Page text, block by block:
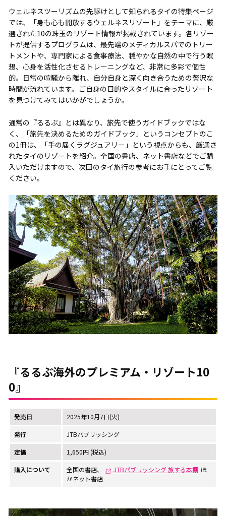
ウェルネスツーリズムの先駆けとして知られるタイの特集ページ
では、「身も心も開放するウェルネスリゾート」をテーマに、厳
選された10の珠玉のリゾート情報が掲載されています。各リゾー
トが提供するプログラムは、最先端のメディカルスパでのトリー
トメントや、専門家による食事療法、穏やかな自然の中で行う瞑
想、心身を活性化させるトレーニングなど、非常に多彩で個性
的。日常の喧騒から離れ、自分自身と深く向き合うための贅沢な
時間が流れています。ご自身の目的やスタイルに合ったリゾート
を見つけてみてはいかがでしょうか。
通常の『るるぶ』とは異なり、旅先で使うガイドブックではな
く、「旅先を決めるためのガイドブック」というコンセプトのこ
の1冊は、「手の届くラグジュアリー」という視点からも、厳選さ
れたタイのリゾートを紹介。全国の書店、ネット書店などでご購
入いただけますので、次回のタイ旅行の参考にお手にとってご覧
ください。
『るるぶ海外のプレミアム・リゾート10
0』
発売日 2025年10月7日(火)
発行 JTBパブリッシング
定価 1,650円 (税込)
購入について 全国の書店、 JTBパブリッシング 旅する本棚 ほ
かネット書店